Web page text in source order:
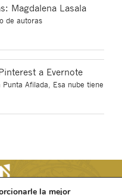
Magdalena Lasala
de autoras
a Evernote
Punta Afilada, Esa nube tiene
la mejor